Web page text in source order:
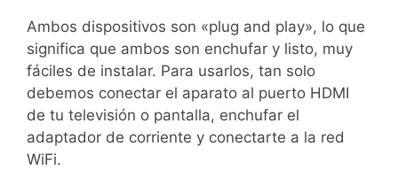
Ambos dispositivos son «plug and play», lo que
significa que ambos son enchufar y listo, muy
fáciles de instalar. Para usarlos, tan solo
debemos conectar el aparato al puerto HDMI
de tu televisión o pantalla, enchufar el
adaptador de corriente y conectarte a la red
WiFi.